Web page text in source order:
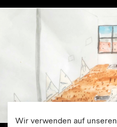
Wir verwenden auf unseren